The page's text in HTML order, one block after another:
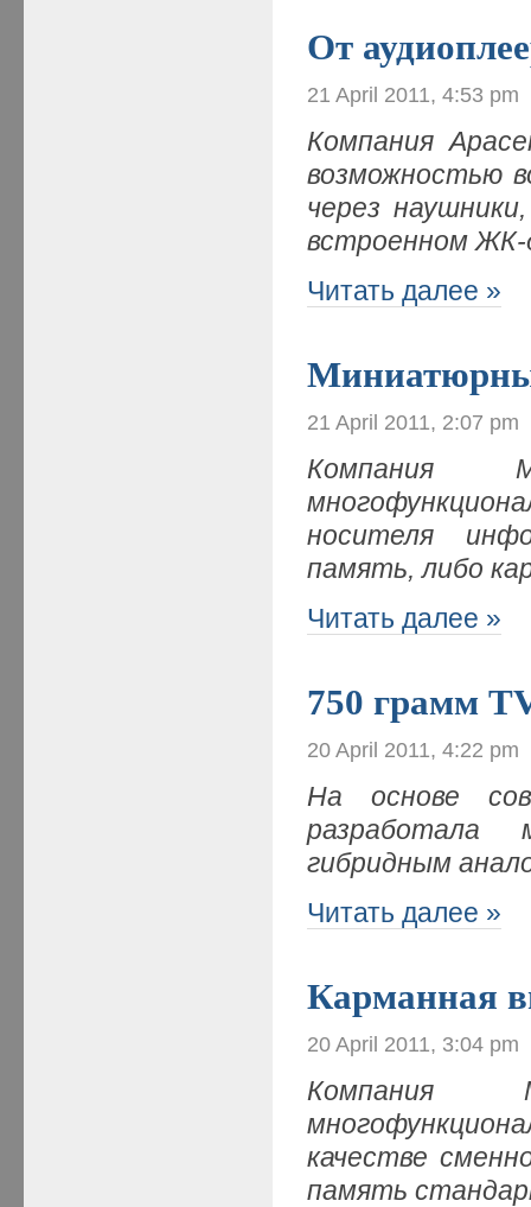
От
21 April 2011, 4:53 pm
Компания
возможностью
через
встроенном ЖК-
Читать далее »
21 April 2011, 2:07 pm
Компания
носителя
память, либо
Читать далее »
750 грамм
20 April 2011, 4:22 pm
На основе
разработала
гибридным
Читать далее »
Карманная
20 April 2011, 3:04 pm
Компания
качестве
память